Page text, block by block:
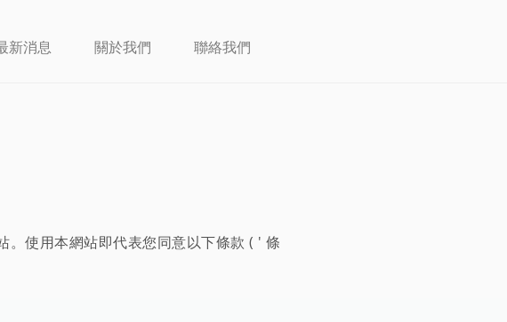
新消息 關於我們 聯絡我們
。使用本網站即代表您同意以下條款 ( ' 條